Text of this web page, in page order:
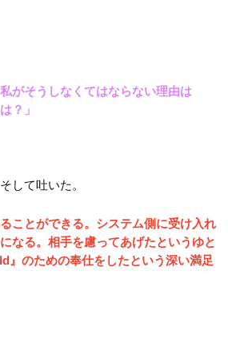
がそうしなくてはならない理由は
？」
して吐いた。
ことができる。システム側に受け入れ
なる。相手を慮ってあげたというゆと
』のための奉仕をしたという深い満足